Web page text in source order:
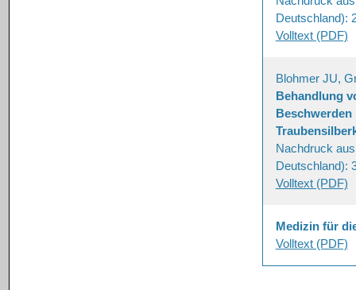
Deutschland):
Volltext (PDF)
Blohmer JU,
Behandlung
Nachdruck
Deutschland):
Volltext (PDF)
Medizin für
Volltext (PDF)